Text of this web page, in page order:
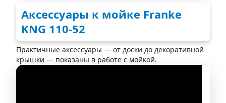
Аксессуары к мойке Franke
KNG 110-52
Практичные аксессуары — от доски до декоративной
крышки — показаны в работе с мойкой.